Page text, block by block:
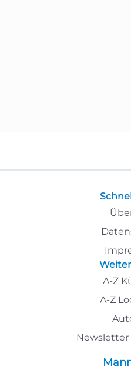
A-Z
A-Z
Newsletter